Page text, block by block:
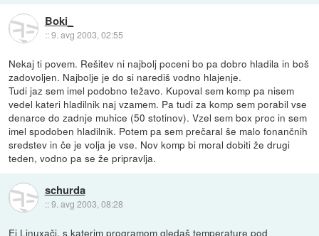
Boki_
::9. avg 2003, 02:55
Nekaj ti povem. Rešitev ni najbolj poceni bo pa dobro hladila in boš
zadovoljen. Najbolje je do si narediš vodno hlajenje.
Tudi jaz sem imel podobno težavo. Kupoval sem komp pa nisem
vedel kateri hladilnik naj vzamem. Pa tudi za komp sem porabil vse
denarce do zadnje muhice (50 stotinov). Vzel sem box proc in sem
imel spodoben hladilnik. Potem pa sem prečaral še malo fonančnih
sredstev in če je volja je vse. Nov komp bi moral dobiti že drugi
teden, vodno pa se že pripravlja.
schurda
::9. avg 2003, 08:28
Ej Linuxači, s katerim programom gledaš temperature pod